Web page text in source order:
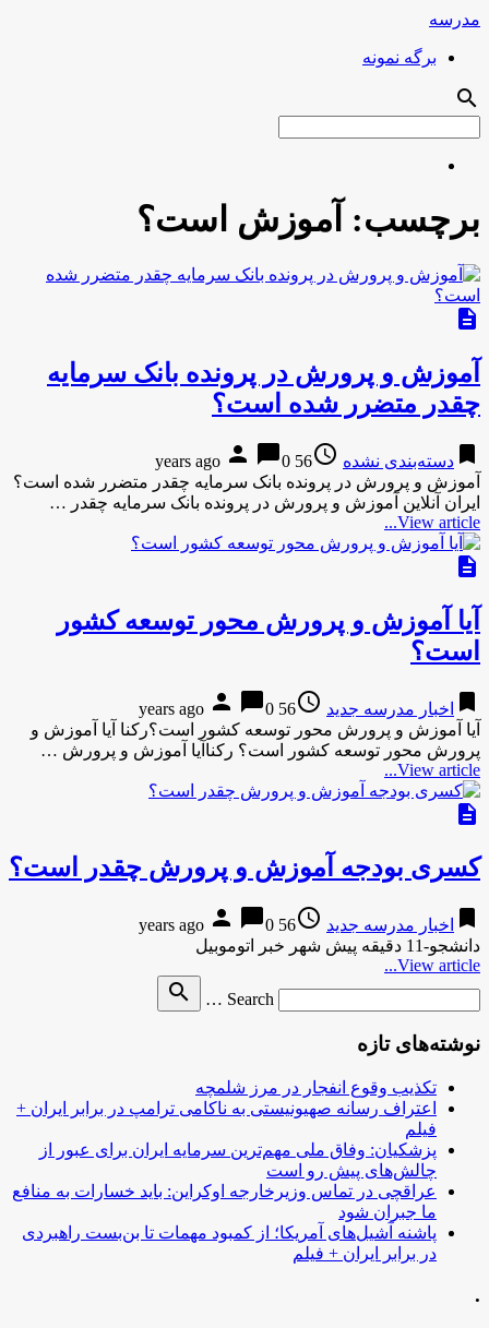
مدرسه
برگه نمونه
search
برچسب: آموزش است؟
description
آموزش و پرورش در پرونده بانک سرمایه
چقدر متضرر شده است؟
bookmark دسته‌بندی نشده access_time
56 years ago
person chat_bubble0
آموزش و پرورش در پرونده بانک سرمایه چقدر متضرر شده است؟
ایران آنلاین آموزش و پرورش در پرونده بانک سرمایه چقدر …
View article...
description
آیا آموزش و پرورش محور توسعه کشور
است؟
bookmark اخبار مدرسه جدید access_time
56 years ago
person chat_bubble0
آیا آموزش و پرورش محور توسعه کشور است؟رکنا آیا آموزش و
پرورش محور توسعه کشور است؟ رکناآیا آموزش و پرورش …
View article...
description
کسری بودجه آموزش و پرورش چقدر است؟
bookmark اخبار مدرسه جدید access_time
56 years ago
person chat_bubble0
دانشجو-11 دقیقه پیش شهر خبر اتوموبیل
View article...
Search …
search
نوشته‌های تازه
تکذیب وقوع انفجار در مرز شلمچه
اعتراف رسانه صهیونیستی به ناکامی ترامپ در برابر ایران +
فیلم
پزشکیان: وفاق ملی مهم‌ترین سرمایه ایران برای عبور از
چالش‌های پیش رو است
عراقچی در تماس وزیرخارجه اوکراین: باید خسارات به منافع
ما جبران شود
پاشنه آشیل‌های آمریکا؛ از کمبود مهمات تا بن‌بست راهبردی
در برابر ایران + فیلم
.